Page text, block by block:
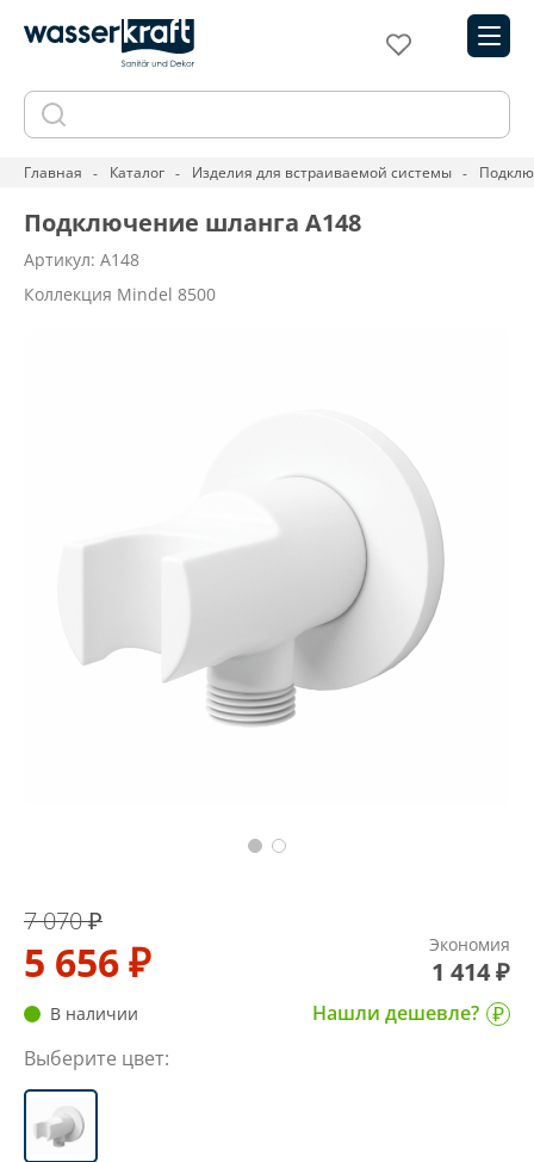
Главная Каталог Изделия для встраиваемой системы
Подключение шланга A148
Артикул: A148
Коллекция Mindel 8500
7 070 ₽
5 656 ₽ Экономия
1 414 ₽
В наличии
Нашли дешевле?
Выберите цвет: